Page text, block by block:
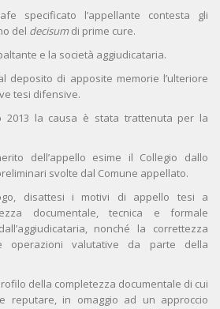
specificato l’appellante contesta gli
del decisumdi prime cure.
e la società aggiudicataria.
deposito di apposite memorie l’ulteriore
tesi difensive.
2013 la causa è stata trattenuta per la
dell’appello esime il Collegio dallo
svolte dal Comune appellato.
disattesi i motivi di appello tesi a
documentale, tecnica e formale
nonché la correttezza
operazioni valutative da parte della
della completezza documentale di cui
reputare, in omaggio ad un approccio